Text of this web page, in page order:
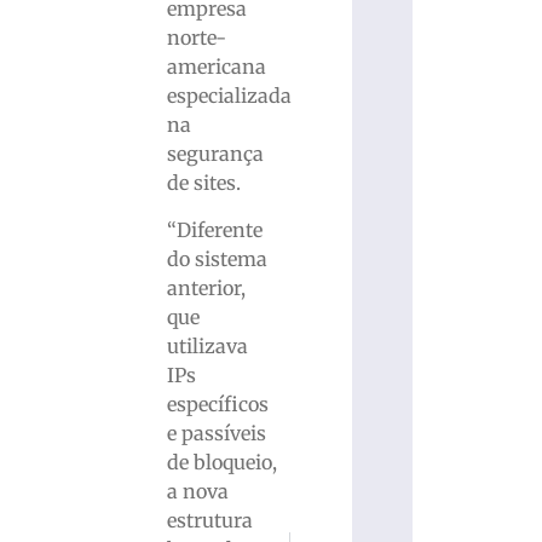
empresa
norte-
americana
especializada
na
segurança
de sites.
“Diferente
do sistema
anterior,
que
utilizava
IPs
específicos
e passíveis
de bloqueio,
a nova
estrutura